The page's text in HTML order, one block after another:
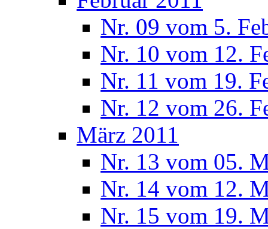
Nr. 09 vom 5.
Nr. 10 vom 12.
Nr. 11 vom 19.
Nr. 12 vom 26.
März 2011
Nr. 13 vom 05.
Nr. 14 vom 12.
Nr. 15 vom 19.